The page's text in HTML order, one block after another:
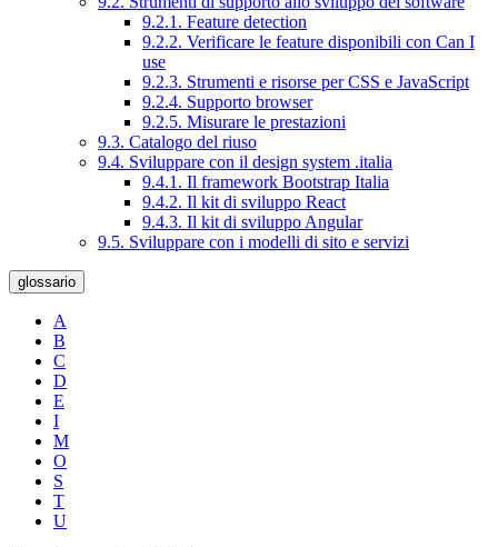
9.2.1. Feature detection
9.2.2. Verificare le feature disponibili con Can I
use
9.2.3. Strumenti e risorse per CSS e JavaScript
9.2.4. Supporto browser
9.2.5. Misurare le prestazioni
9.3. Catalogo del riuso
9.4. Sviluppare con il design system .italia
9.4.1. Il framework Bootstrap Italia
9.4.2. Il kit di sviluppo React
9.4.3. Il kit di sviluppo Angular
9.5. Sviluppare con i modelli di sito e servizi
glossario
A
B
C
D
E
I
M
O
S
T
U